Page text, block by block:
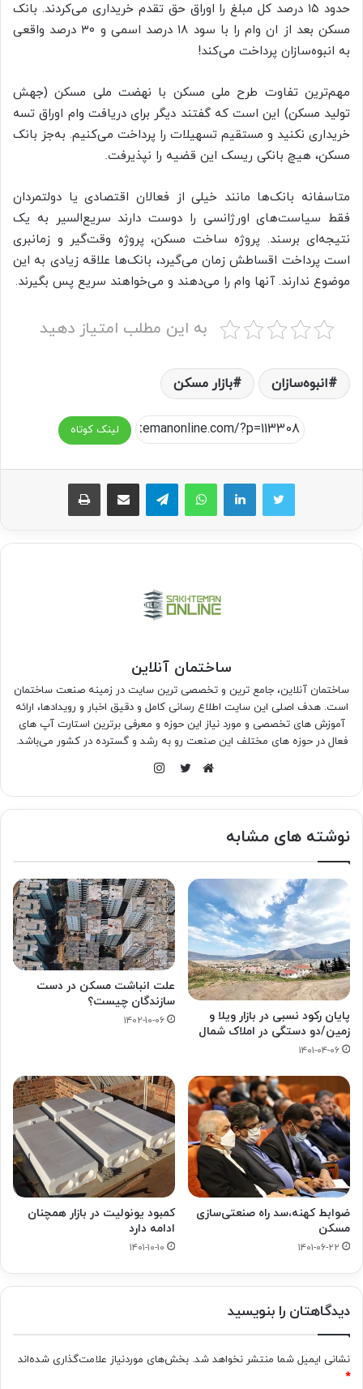
حدود ۱۵ درصد کل مبلغ را اوراق حق تقدم خریداری می‌کردند. بانک
مسکن بعد از ان وام را با سود ۱۸ درصد اسمی و ۳۰ درصد واقعی
به انبو‌ه‌سازان پرداخت می‌کند!
مهم‌ترین تفاوت طرح ملی مسکن با نهضت ملی مسکن (جهش
تولید مسکن) این است که گفتند دیگر برای دریافت وام اوراق تسه
خریداری نکنید و مستقیم تسهیلات را پرداخت می‌کنیم. به‌جز بانک
مسکن،‌ هیچ بانکی ریسک این قضیه را نپذیرفت.
متاسفانه بانک‌ها مانند خیلی از فعالان اقتصادی یا دولتمردان
فقط سیاست‌های اورژانسی را دوست دارند سریع‌السیر به یک
نتیجه‌ای برسند. پروژه ساخت مسکن، پروژه وقت‌گیر و زمانبری
است پرداخت اقساطش زمان می‌گیرد، بانک‌ها علاقه زیادی به این
موضوع ندارند. آنها وام را می‌دهند و می‌‌خواهند سریع پس بگیرند.
به این مطلب امتیاز دهید
انبوه‌سازان بازار مسکن
لینک کوتاه
واتس آپ تلگرام اشتراک گذاری از طریق ایمیل چاپ
ساختمان آنلاین
ساختمان آنلاین، جامع ترین و تخصصی ترین سایت در زمینه صنعت ساختمان
است. هدف اصلی این سایت اطلاع رسانی کامل و دقیق اخبار و رویدادها، ارائه
آموزش های تخصصی و مورد نیاز این حوزه و معرفی برترین استارت آپ های
فعال در حوزه های مختلف این صنعت رو به رشد و گسترده در کشور می‌باشد.
نوشته های مشابه
پایان رکود نسبی در بازار ویلا و
زمین/دو دستگی در املاک شمال
۱۴۰۱-۰۴-۰۶
علت انباشت مسکن در دست
سازندگان چیست؟
۱۴۰۲-۱۰-۰۶
ضوابط کهنه،سد راه صنعتی‌سازی
مسکن
۱۴۰۱-۰۶-۲۲
کمبود یونولیت در بازار همچنان
ادامه دارد
۱۴۰۱-۱۰-۱۰
دیدگاهتان را بنویسید
نشانی ایمیل شما منتشر نخواهد شد. بخش‌های موردنیاز علامت‌گذاری شده‌اند
*